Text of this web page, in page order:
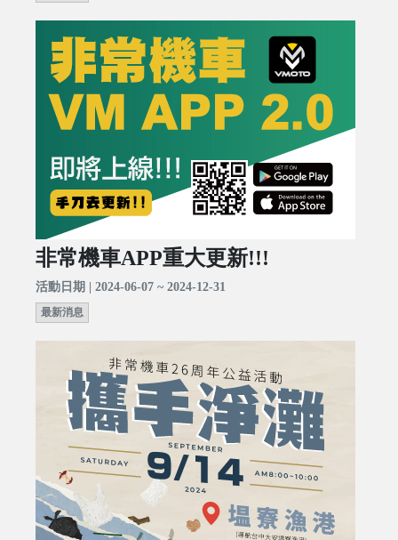
非常機車APP重大更新!!!
活動日期 | 2024-06-07 ~ 2024-12-31
最新消息